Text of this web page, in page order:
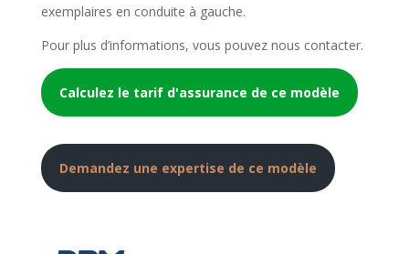
exemplaires en conduite à gauche.
Pour plus d’informations, vous pouvez nous contacter.
Calculez le tarif d'assurance de ce modèle
Demandez une expertise de ce modèle